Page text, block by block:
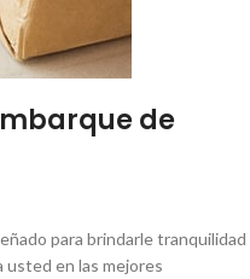
de
para brindarle tranquilidad
usted en las mejores